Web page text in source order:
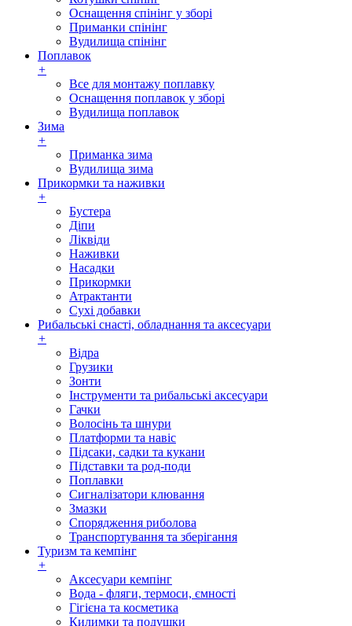
Оснащення спінінг у зборі
Приманки спінінг
Вудилища спінінг
Поплавок
+
Все для монтажу поплавку
Оснащення поплавок у зборі
Вудилища поплавок
Зима
+
Приманка зима
Вудилища зима
Прикормки та наживки
+
Бустера
Діпи
Ліквіди
Наживки
Насадки
Прикормки
Атрактанти
Сухі добавки
Рибальські снасті, обладнання та аксесуари
+
Відра
Грузики
Зонти
Інструменти та рибальські аксесуари
Гачки
Волосінь та шнури
Платформи та навіс
Підсаки, садки та кукани
Підставки та род-поди
Поплавки
Сигналізатори клювання
Змазки
Спорядження риболова
Транспортування та зберігання
Туризм та кемпінг
+
Аксесуари кемпінг
Вода - фляги, термоси, ємності
Гігієна та косметика
Килимки та подушки